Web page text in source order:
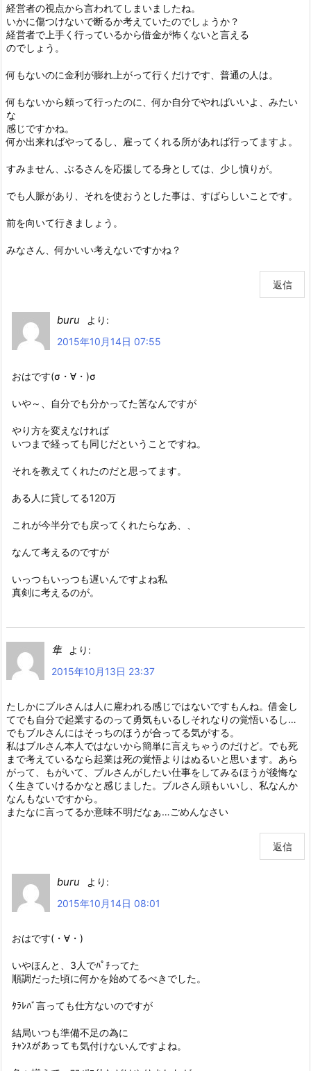
経営者の視点から言われてしまいましたね。
いかに傷つけないで断るか考えていたのでしょうか？
経営者で上手く行っているから借金が怖くないと言える
のでしょう。
何もないのに金利が膨れ上がって行くだけです、普通の人は。
何もないから頼って行ったのに、何か自分でやればいいよ、みたい
な
感じですかね。
何か出来ればやってるし、雇ってくれる所があれば行ってますよ。
すみません、ぶるさんを応援してる身としては、少し憤りが。
でも人脈があり、それを使おうとした事は、すばらしいことです。
前を向いて行きましょう。
みなさん、何かいい考えないですかね？
返信
buru
より:
2015年10月14日 07:55
おはです(σ・∀・)σ
いや～、自分でも分かってた筈なんですが
やり方を変えなければ
いつまで経っても同じだということですね。
それを教えてくれたのだと思ってます。
ある人に貸してる120万
これが今半分でも戻ってくれたらなあ、、
なんて考えるのですが
いっつもいっつも遅いんですよね私
真剣に考えるのが。
隼
より:
2015年10月13日 23:37
たしかにブルさんは人に雇われる感じではないですもんね。借金し
てでも自分で起業するのって勇気もいるしそれなりの覚悟いるし…
でもブルさんにはそっちのほうが合ってる気がする。
私はブルさん本人ではないから簡単に言えちゃうのだけど。でも死
まで考えているなら起業は死の覚悟よりはぬるいと思います。あら
がって、もがいて、ブルさんがしたい仕事をしてみるほうが後悔な
く生きていけるかなと感じました。ブルさん頭もいいし、私なんか
なんもないですから。
またなに言ってるか意味不明だなぁ…ごめんなさい
返信
buru
より:
2015年10月14日 08:01
おはです(・∀・)
いやほんと、3人でﾊﾟﾁってた
順調だった頃に何かを始めてるべきでした。
ﾀﾗﾚﾊﾞ言っても仕方ないのですが
結局いつも準備不足の為に
ﾁｬﾝｽがあっても気付けないんですよね。